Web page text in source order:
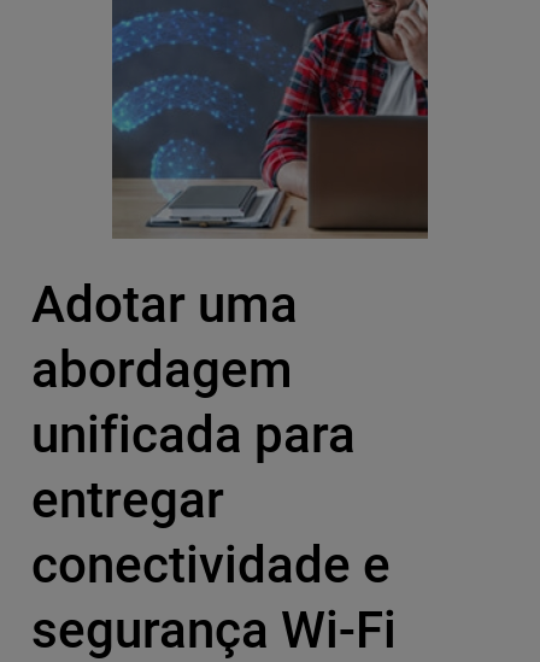
Adotar uma
abordagem
unificada para
entregar
conectividade e
segurança Wi-Fi